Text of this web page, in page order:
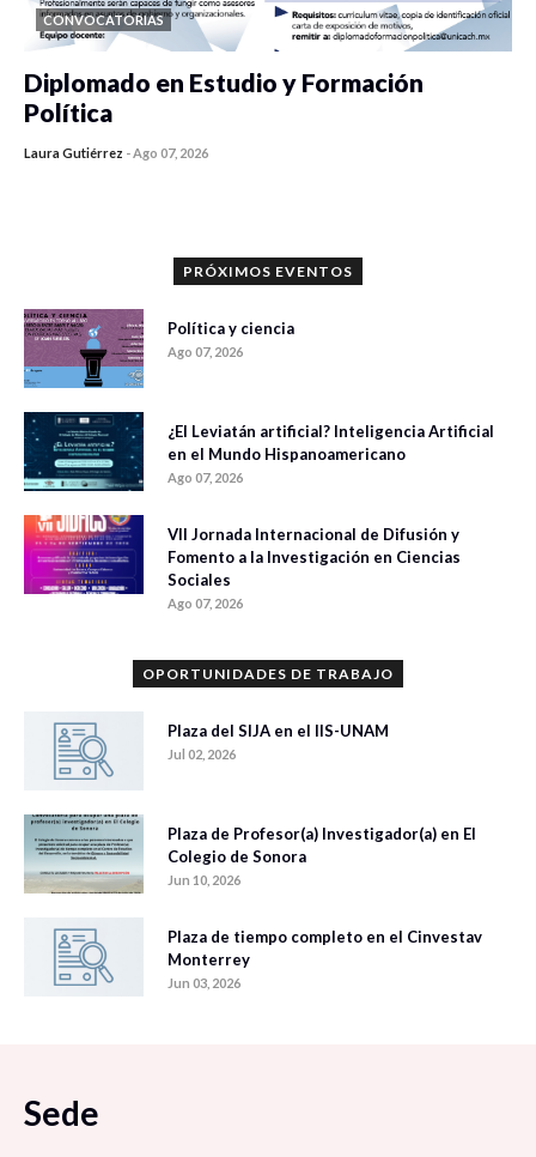
CONVOCATORIAS
Diplomado en Estudio y Formación
Política
Laura Gutiérrez -Ago 07, 2026
PRÓXIMOS EVENTOS
Política y ciencia
Ago 07, 2026
¿El Leviatán artificial? Inteligencia Artificial
en el Mundo Hispanoamericano
Ago 07, 2026
VII Jornada Internacional de Difusión y
Fomento a la Investigación en Ciencias
Sociales
Ago 07, 2026
OPORTUNIDADES DE TRABAJO
Plaza del SIJA en el IIS-UNAM
Jul 02, 2026
Plaza de Profesor(a) Investigador(a) en El
Colegio de Sonora
Jun 10, 2026
Plaza de tiempo completo en el Cinvestav
Monterrey
Jun 03, 2026
Sede